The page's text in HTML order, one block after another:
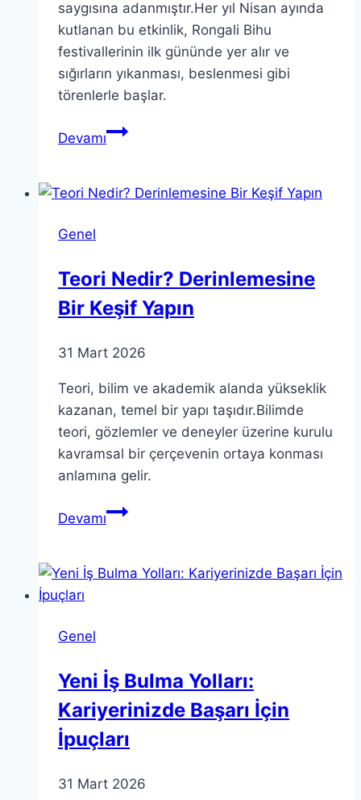
saygısına adanmıştır.Her yıl Nisan ayında
kutlanan bu etkinlik, Rongali Bihu
festivallerinin ilk gününde yer alır ve
sığırların yıkanması, beslenmesi gibi
törenlerle başlar.
DevamıGoru
Rongali
Genel
Teori Nedir? Derinlemesine
Bir Keşif Yapın
31 Mart 2026
Teori, bilim ve akademik alanda yükseklik
kazanan, temel bir yapı taşıdır.Bilimde
teori, gözlemler ve deneyler üzerine kurulu
kavramsal bir çerçevenin ortaya konması
anlamına gelir.
DevamıTeori
Bir
Genel
Yeni İş Bulma Yolları:
Kariyerinizde Başarı İçin
İpuçları
31 Mart 2026